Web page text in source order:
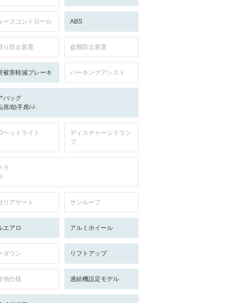
ーズコントロール ABS
り防止装置 盗難防止装置
被害軽減ブレーキ パーキングアシスト
バッグ
席/助手席/-/-
ヘッドライト
ディスチャージドラン
プ
ラ
リアゲート サンルーフ
エアロ アルミホイール
ダウン リフトアップ
地仕様 過給機設定モデル